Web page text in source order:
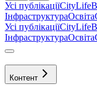
Усі публікаціїCityLife
ІнфраструктураОсвіта
Усі публікаціїCityLife
ІнфраструктураОсвіта
Контент